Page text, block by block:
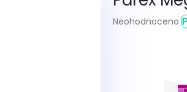
Průměrné
Neohodnoceno